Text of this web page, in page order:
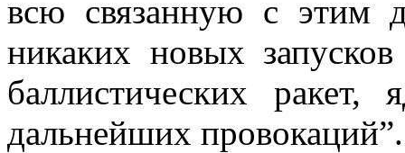
всю связанную с этим
никаких новых
баллистических
дальнейших провокаций”.